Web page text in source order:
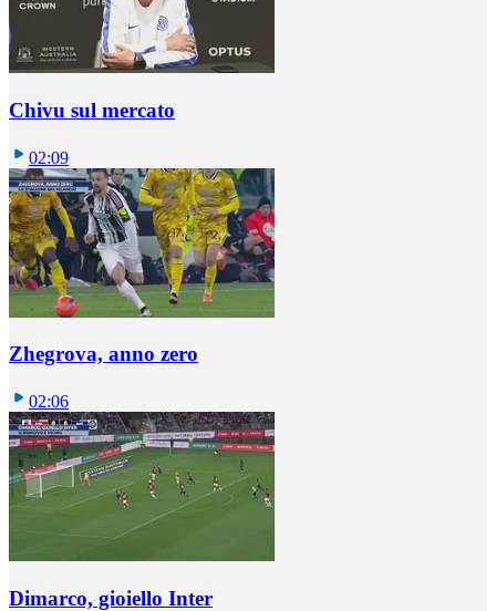
Chivu sul mercato
02:09
Zhegrova, anno zero
02:06
Dimarco, gioiello Inter